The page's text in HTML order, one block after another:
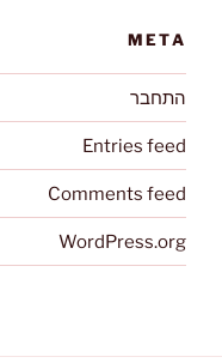
META
התחבר
Entries feed
Comments feed
WordPress.org